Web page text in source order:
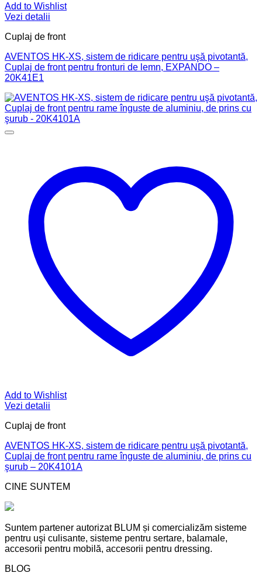
Add to Wishlist
Vezi detalii
Cuplaj de front
AVENTOS HK-XS, sistem de ridicare pentru uşă pivotantă,
Cuplaj de front pentru fronturi de lemn, EXPANDO –
20K41E1
Add to Wishlist
Vezi detalii
Cuplaj de front
AVENTOS HK-XS, sistem de ridicare pentru uşă pivotantă,
Cuplaj de front pentru rame înguste de aluminiu, de prins cu
şurub – 20K4101A
CINE SUNTEM
Suntem partener autorizat BLUM și comercializăm sisteme
pentru uşi culisante, sisteme pentru sertare, balamale,
accesorii pentru mobilă, accesorii pentru dressing.
BLOG